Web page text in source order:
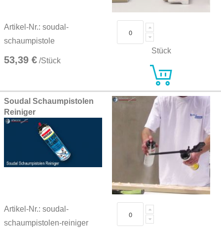
Artikel-Nr.: soudal-
schaumpistole
53,39 € /Stück
Stück
Soudal Schaumpistolen
Reiniger
Artikel-Nr.: soudal-
schaumpistolen-reiniger